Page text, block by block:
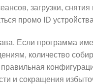
загрузки,
промо ID
Если программа
количество
и сокращения